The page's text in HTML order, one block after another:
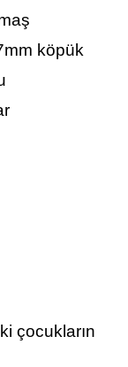
köpük
çocukların